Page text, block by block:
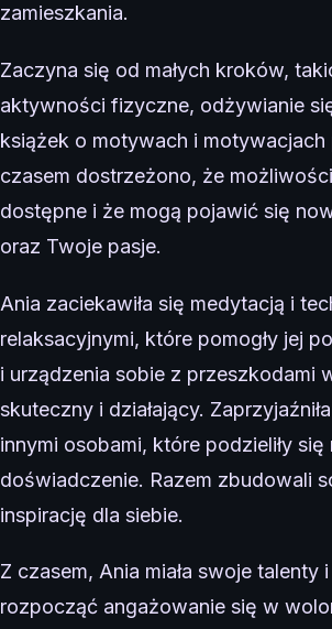
zamieszkania.
Zaczyna się od małych kroków,
aktywności fizyczne, odżywianie
książek o motywach i motywacjach
czasem dostrzeżono, że
dostępne i że mogą pojawić się
oraz Twoje pasje.
Ania zaciekawiła się medytacją i
relaksacyjnymi, które pomogły jej
i urządzenia sobie z przeszkodami
skuteczny i działający.
innymi osobami, które podzieliły się
doświadczenie. Razem zbudowali
inspirację dla siebie.
Z czasem, Ania miała swoje talenty
rozpocząć angażowanie się w